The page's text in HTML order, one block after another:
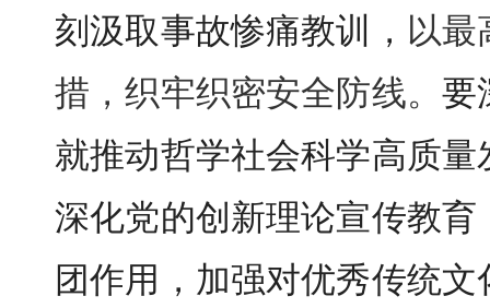
刻汲取事故惨痛教训， 以最
措，织牢织密安全防线。 要
就推动哲学社会科学高质
深化党的创新理论宣传教
团作用，加强对优秀传统